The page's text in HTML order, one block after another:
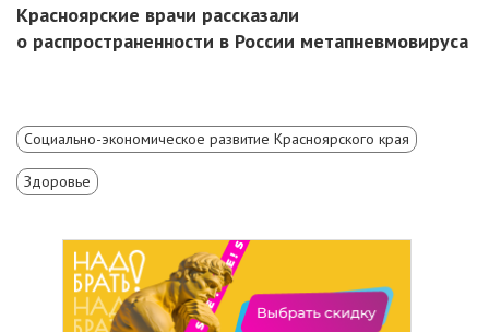
Красноярские врачи рассказали
о распространенности в России метапневмовируса
Социально-экономическое развитие Красноярского края
Здоровье